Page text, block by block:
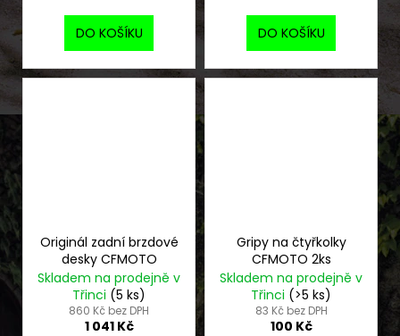
DO KOŠÍKU DO KOŠÍKU
Originál zadní brzdové
desky CFMOTO
Skladem na prodejně v
Třinci (5 ks)
860 Kč bez DPH
1 041 Kč
Gripy na čtyřkolky
CFMOTO 2ks
Skladem na prodejně v
Třinci (>5 ks)
83 Kč bez DPH
100 Kč